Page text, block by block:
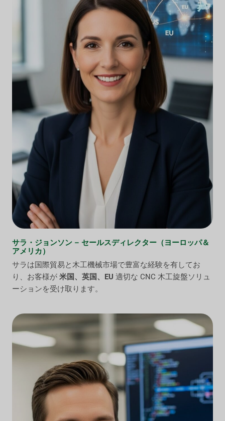
サラ・ジョンソン – セールスディレクター（ヨーロッパ＆
アメリカ）
サラは国際貿易と木工機械市場で豊富な経験を有してお
り、お客様が 米国、英国、EU 適切な CNC 木工旋盤ソリュ
ーションを受け取ります。